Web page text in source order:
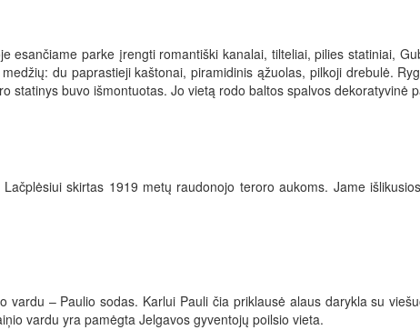
esančiame parke įrengti romantiški kanalai, tilteliai, pilies statiniai,
du paprastieji kaštonai, piramidinis ąžuolas, pilkoji drebulė.
statinys buvo išmontuotas. Jo vietą rodo baltos spalvos dekoratyvinė
skirtas 1919 metų raudonojo teroro aukoms. Jame
– Paulio sodas. Karlui Pauli čia priklausė alaus darykla su
vardu yra pamėgta Jelgavos gyventojų poilsio vieta.